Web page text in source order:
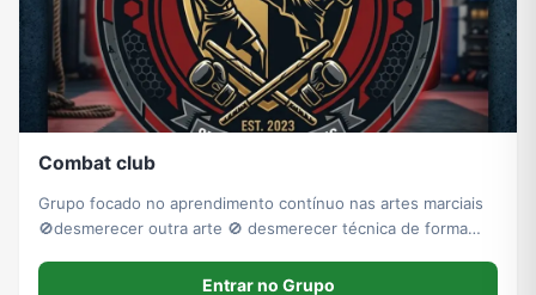
Combat club
Grupo focado no aprendimento contínuo nas artes marciais
🚫desmerecer outra arte 🚫 desmerecer técnica de forma
Entrar no Grupo